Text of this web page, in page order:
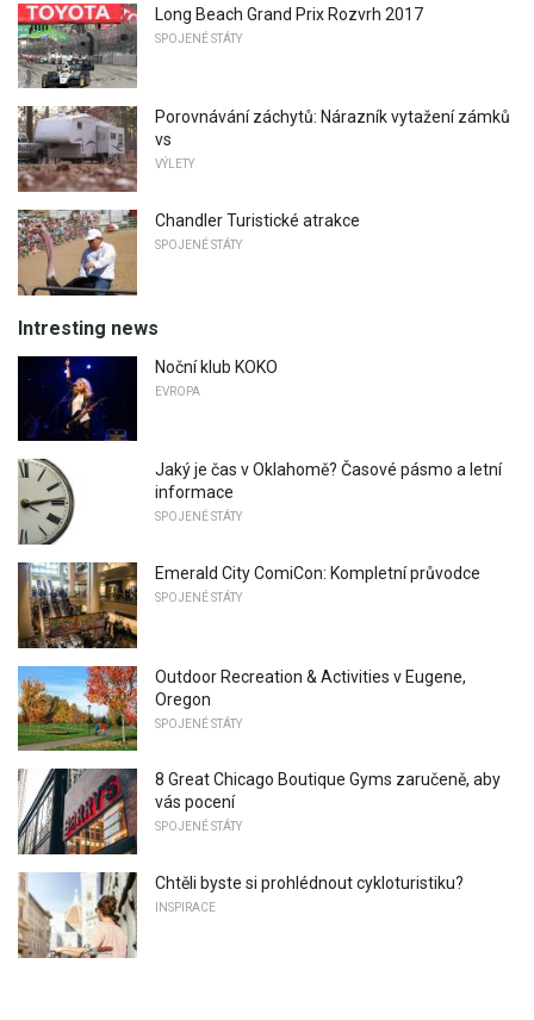
Long Beach Grand Prix Rozvrh 2017
SPOJENÉ STÁTY
Porovnávání záchytů: Nárazník vytažení zámků
vs
VÝLETY
Chandler Turistické atrakce
SPOJENÉ STÁTY
Intresting news
Noční klub KOKO
EVROPA
Jaký je čas v Oklahomě? Časové pásmo a letní
informace
SPOJENÉ STÁTY
Emerald City ComiCon: Kompletní průvodce
SPOJENÉ STÁTY
Outdoor Recreation & Activities v Eugene,
Oregon
SPOJENÉ STÁTY
8 Great Chicago Boutique Gyms zaručeně, aby
vás pocení
SPOJENÉ STÁTY
Chtěli byste si prohlédnout cykloturistiku?
INSPIRACE